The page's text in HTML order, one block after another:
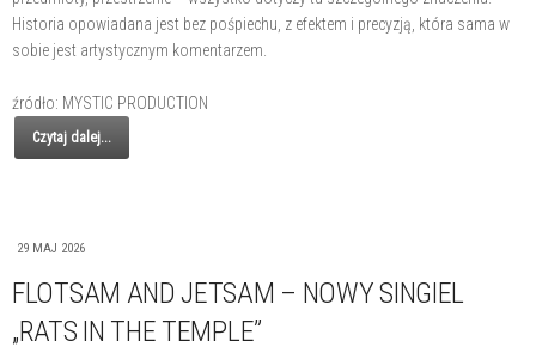
Historia opowiadana jest bez pośpiechu, z efektem i precyzją, która sama w
sobie jest artystycznym komentarzem.
źródło: MYSTIC PRODUCTION
Czytaj dalej...
29 MAJ 2026
FLOTSAM AND JETSAM – NOWY SINGIEL
„RATS IN THE TEMPLE”